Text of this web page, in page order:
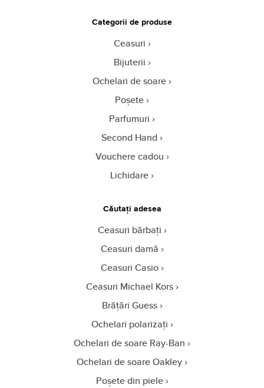
Categorii de produse
Ceasuri
Bijuterii
Ochelari de soare
Poșete
Parfumuri
Second Hand
Vouchere cadou
Lichidare
Căutați adesea
Ceasuri bărbați
Ceasuri damă
Ceasuri Casio
Ceasuri Michael Kors
Brățări Guess
Ochelari polarizați
Ochelari de soare Ray-Ban
Ochelari de soare Oakley
Poșete din piele